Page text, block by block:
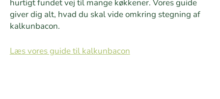
hurtigt fundet vej til mange køkkener. Vores guide
giver dig alt, hvad du skal vide omkring stegning af
kalkunbacon.
Læs vores guide til kalkunbacon